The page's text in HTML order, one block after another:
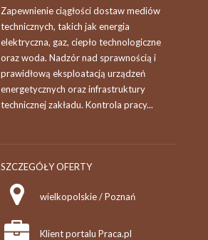
Zapewnienie ciągłości dostaw mediów
technicznych, takich jak energia
elektryczna, gaz, ciepło technologiczne
oraz woda. Nadzór nad sprawnością i
prawidłową eksploatacją urządzeń
energetycznych oraz infrastruktury
technicznej zakładu. Kontrola pracy...
SZCZEGÓŁY OFERTY
wielkopolskie / Poznań
Klient portalu Praca.pl